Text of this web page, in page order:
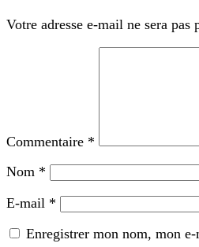
Votre adresse e-mail ne sera pas
Commentaire *
Nom *
E-mail *
Enregistrer mon nom, mon